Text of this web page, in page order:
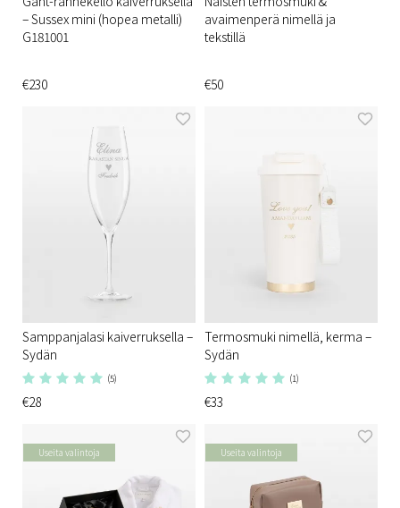
– Sussex mini (hopea metalli)
G181001
€230
avaimenperä nimellä ja
tekstillä
€50
Samppanjalasi kaiverruksella –
Sydän
(5)
€28
Termosmuki nimellä, kerma –
Sydän
(1)
€33
Useita valintoja Useita valintoja